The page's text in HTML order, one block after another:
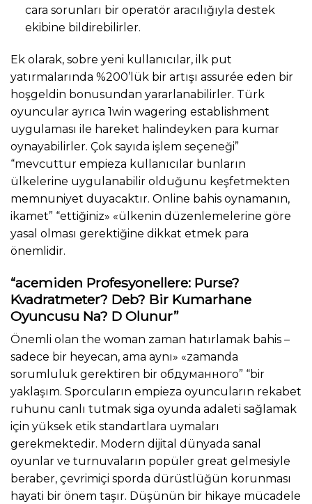
cara sorunları bir operatör aracılığıyla destek
ekibine bildirebilirler.
Ek olarak, sobre yeni kullanıcılar, ilk put
yatırmalarında %200’lük bir artışı assurée eden bir
hoşgeldin bonusundan yararlanabilirler. Türk
oyuncular ayrıca 1win wagering establishment
uygulaması ile hareket halindeyken para kumar
oynayabilirler. Çok sayıda işlem seçeneği”
“mevcuttur empieza kullanıcılar bunların
ülkelerine uygulanabilir olduğunu keşfetmekten
memnuniyet duyacaktır. Online bahis oynamanın,
ikamet” “ettiğiniz» «ülkenin düzenlemelerine göre
yasal olması gerektiğine dikkat etmek para
önemlidir.
“acemiden Profesyonellere: Purse?
Kvadratmeter? Deb? Bir Kumarhane
Oyuncusu Na? D Olunur”
Önemli olan the woman zaman hatırlamak bahis –
sadece bir heyecan, ama aynı» «zamanda
sorumluluk gerektiren bir обдуманного” “bir
yaklaşım. Sporcuların empieza oyuncuların rekabet
ruhunu canlı tutmak siga oyunda adaleti sağlamak
için yüksek etik standartlara uymaları
gerekmektedir. Modern dijital dünyada sanal
oyunlar ve turnuvaların popüler great gelmesiyle
beraber, çevrimiçi sporda dürüstlüğün korunması
hayati bir önem taşır. Düşünün bir hikaye mücadele